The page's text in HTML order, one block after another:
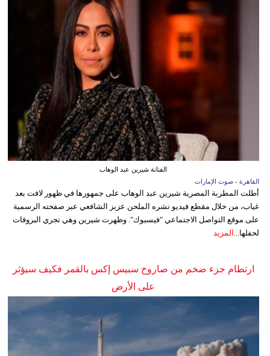
الفنانة شيرين عبد الوهاب
القاهرة - صوت الإمارات
أطلت المطربة المصرية شيرين عبد الوهاب على جمهورها في ظهور لافت بعد
غياب، من خلال مقطع فيديو نشره الملحن عزيز الشافعي عبر صفحته الرسمية
على موقع التواصل الاجتماعي "فيسبوك". وظهرت شيرين وهي تجري البروفات
لحفلها... المزيد
ارتطام جزء ضخم من صاروخ سبيس إكس بالقمر فكيف سيؤثر
على الأرض